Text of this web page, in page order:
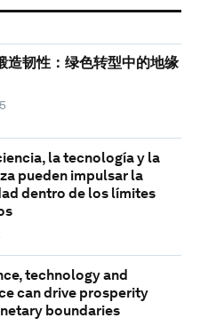
造韧性：绿色转型中的地缘
la tecnología y la
pueden impulsar la
dentro de los límites
technology and
can drive prosperity
boundaries